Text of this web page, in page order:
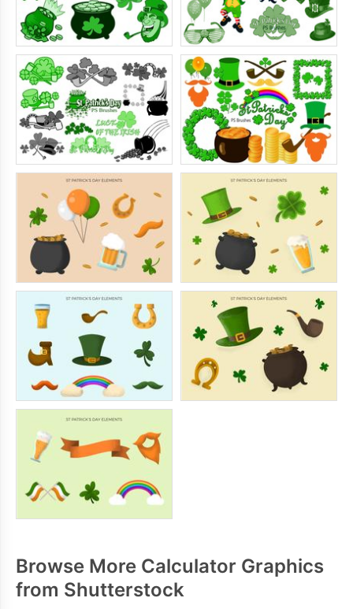
Browse More Calculator Graphics
from Shutterstock